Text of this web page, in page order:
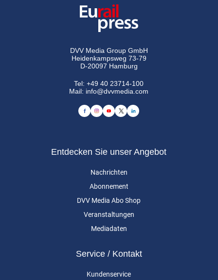
DVV Media Group GmbH
Heidenkampsweg 73-79
D-20097 Hamburg
Tel:+49 40 23714-100
Mail: info@dvvmedia.com
Entdecken Sie unser Angebot
Nachrichten
Abonnement
DVV Media Abo Shop
Veranstaltungen
Mediadaten
Service / Kontakt
Kundenservice